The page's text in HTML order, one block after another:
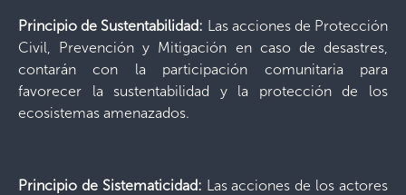
Principio de Sustentabilidad: Las acciones de Protección
Civil, Prevención y Mitigación en caso de desastres,
contarán con la participación comunitaria para
favorecer la sustentabilidad y la protección de los
ecosistemas amenazados.
Principio de Sistematicidad: Las acciones de los actores